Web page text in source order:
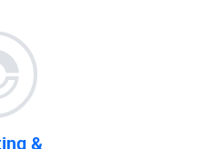
&